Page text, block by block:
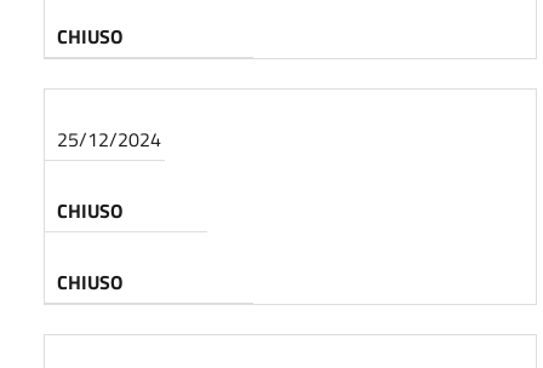
CHIUSO
25/12/2024
CHIUSO
CHIUSO